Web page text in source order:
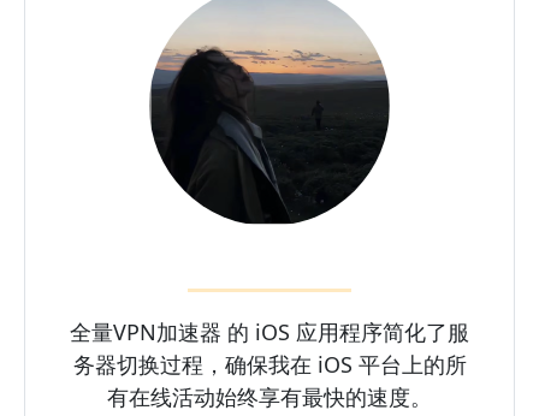
全量VPN加速器 的 iOS 应用程序简化了服
务器切换过程，确保我在 iOS 平台上的所
有在线活动始终享有最快的速度。